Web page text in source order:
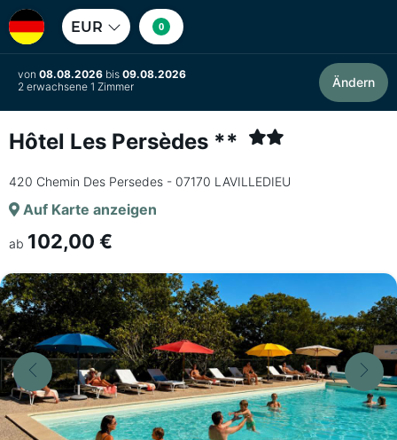
EUR 0
von 08.08.2026 bis 09.08.2026
2 erwachsene 1 Zimmer
Ändern
Hôtel Les Persèdes **
420 Chemin Des Persedes - 07170 LAVILLEDIEU
Auf Karte anzeigen
ab 102,00 €